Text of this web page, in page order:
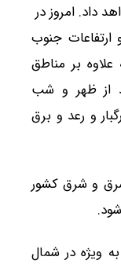
داد. امروز در
جنوب
بر مناطق
از ظهر و شب
و رعد و برق
و شرق کشور
ویژه در شمال